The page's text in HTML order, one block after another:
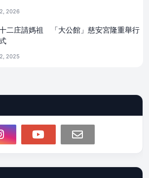
2026
二庄請媽祖 「大公館」慈安宮隆重舉行
2025